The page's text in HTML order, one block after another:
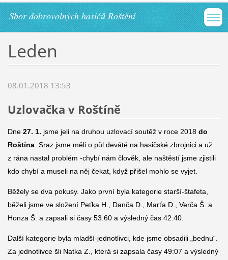
Sbor dobrovolných hasičů Roštění
Leden
08.01.2018 13:53
Uzlovačka v Roštíně
Dne27. 1. jsme jeli na druhou uzlovací soutěž v roce 2018 do
Roštína. Sraz jsme měli o půl deváté na hasičské zbrojnici a už
z rána nastal problém -chybí nám člověk, ale naštěstí jsme zjistili
kdo chybí a museli na něj čekat, když přišel mohlo se vyjet.
Běžely se dva pokusy. Jako první byla kategorie starší-štafeta,
běželi jsme ve složení Peťka H., Danča D., Marťa D., Verča Š. a
Honza Š. a zapsali si časy 53:60 a výsledný čas 42:40.
Další kategorie byla mladší-jednotlivci, kde jsme obsadili „bednu“.
Za jednotlivce šli Natka Z., která si zapsala časy 49:07 a výsledný